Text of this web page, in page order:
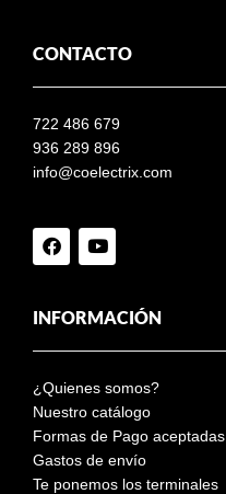
CONTACTO
722 486 679
936 289 896
info@coelectrix.com
INFORMACIÓN
¿Quienes somos?
Nuestro catálogo
Formas de Pago aceptadas
Gastos de envío
Te ponemos los terminales